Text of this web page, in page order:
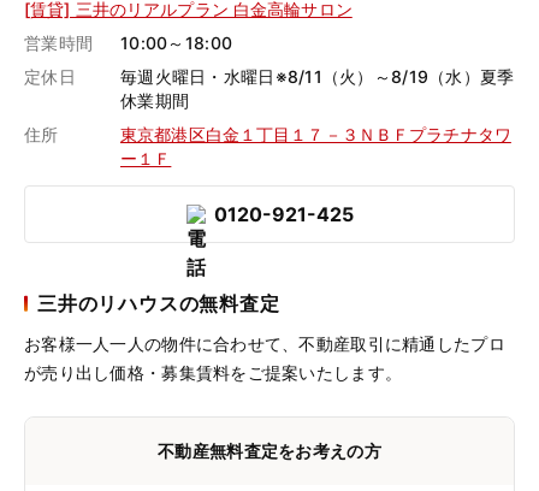
[賃貸] 三井のリアルプラン 白金高輪サロン
営業時間
10:00～18:00
定休日
毎週火曜日・水曜日※8/11（火）～8/19（水）夏季
休業期間
住所
東京都港区白金１丁目１７－３ＮＢＦプラチナタワ
ー１Ｆ
0120-921-425
三井のリハウスの無料査定
お客様一人一人の物件に合わせて、不動産取引に精通したプロ
が売り出し価格・募集賃料をご提案いたします。
不動産無料査定をお考えの方